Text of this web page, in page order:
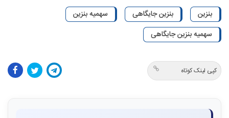
بنزین بنزین جایگاهی
سهمیه بنزین
سهمیه بنزین جایگاهی
کپی لینک کوتاه